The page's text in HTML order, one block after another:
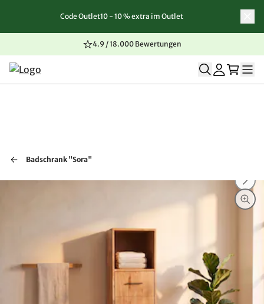
Zum Inhalt springen
Zur Navigation springen
Zum Seitenende springen
Code Outlet10 - 10 % extra im Outlet
4.9 / 18.000 Bewertungen
Badschrank "Sora"